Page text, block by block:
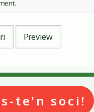
te'n soci!